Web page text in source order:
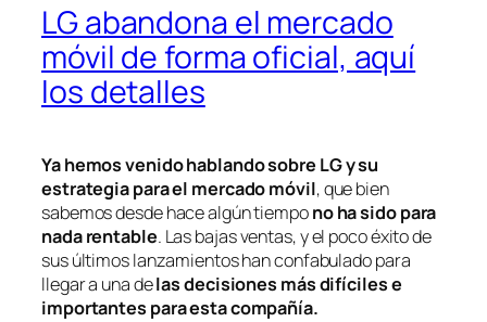
LG abandona el mercado
móvil de forma oficial, aquí
los detalles
Ya hemos venido hablando sobre LG y su
estrategia para el mercado móvil, que bien
sabemos desde hace algún tiempono ha sido para
nada rentable. Las bajas ventas, y el poco éxito de
sus últimos lanzamientos han confabulado para
llegar a una delas decisiones más difíciles e
importantes para esta compañía.